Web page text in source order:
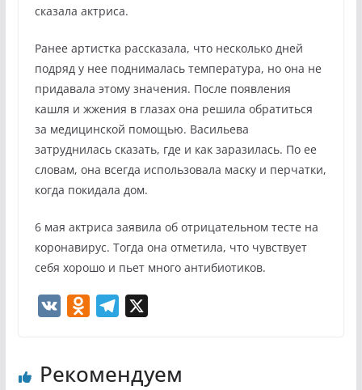
сказала актриса.
Ранее артистка рассказала, что несколько дней
подряд у нее поднималась температура, но она не
придавала этому значения. После появления
кашля и жжения в глазах она решила обратиться
за медицинской помощью. Васильева
затруднилась сказать, где и как заразилась. По ее
словам, она всегда использовала маску и перчатки,
когда покидала дом.
6 мая актриса заявила об отрицательном тесте на
коронавирус. Тогда она отметила, что чувствует
себя хорошо и пьет много антибиотиков.
o
e
Рекомендуем